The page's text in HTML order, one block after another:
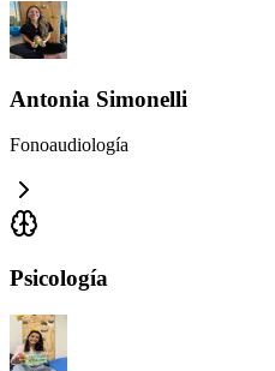
Antonia Simonelli
Fonoaudiología
Psicología